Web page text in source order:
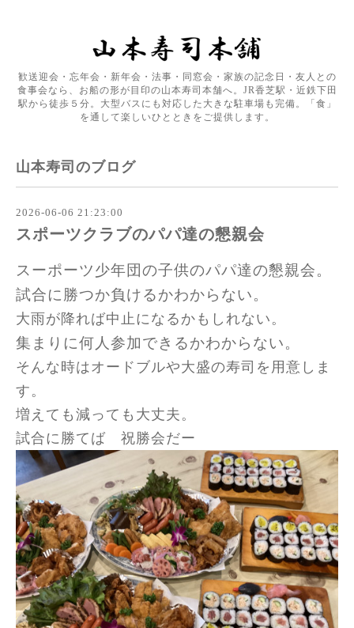
歓送迎会・忘年会・新年会・法事・同窓会・家族の記念日・友人との
食事会なら、お船の形が目印の山本寿司本舗へ。JR香芝駅・近鉄下田
駅から徒歩５分。大型バスにも対応した大きな駐車場も完備。「食」
を通して楽しいひとときをご提供します。
山本寿司のブログ
2026-06-06 21:23:00
スポーツクラブのパパ達の懇親会
スーポーツ少年団の子供のパパ達の懇親会。
試合に勝つか負けるかわからない。
大雨が降れば中止になるかもしれない。
集まりに何人参加できるかわからない。
そんな時はオードブルや大盛の寿司を用意しま
す。
増えても減っても大丈夫。
試合に勝てば 祝勝会だー